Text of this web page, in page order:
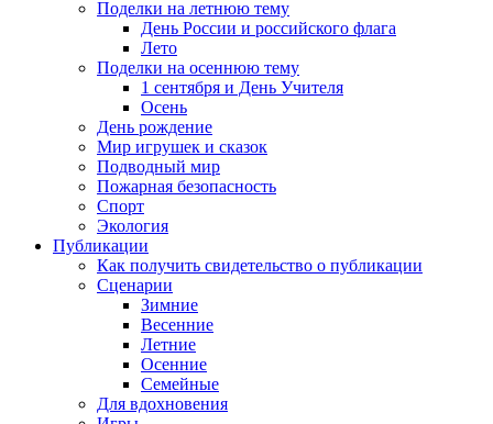
Поделки на летнюю тему
День России и российского флага
Лето
Поделки на осеннюю тему
1 сентября и День Учителя
Осень
День рождение
Мир игрушек и сказок
Подводный мир
Пожарная безопасность
Спорт
Экология
Публикации
Как получить свидетельство о публикации
Сценарии
Зимние
Весенние
Летние
Осенние
Семейные
Для вдохновения